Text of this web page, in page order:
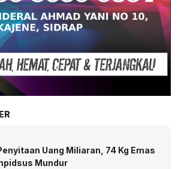
Uang Miliaran, 74 Kg Emas
Mundur